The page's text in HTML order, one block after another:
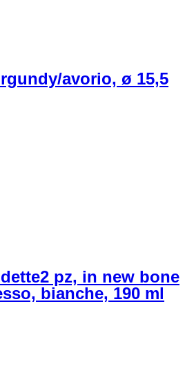
avorio, ø 15,5
2 pz, in new bone
bianche, 190 ml